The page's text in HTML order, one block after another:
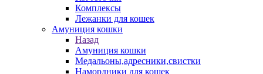
Комплексы
Лежанки для кошек
Амуниция кошки
Назад
Амуниция кошки
Медальоны,адресники,свистки
Намордники для кошек